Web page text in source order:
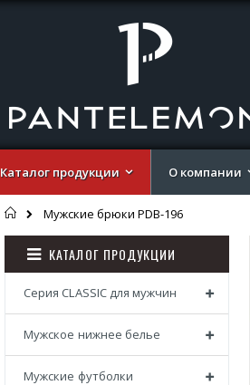
Каталог продукции О компании
Главная
Мужские брюки PDB-196
КАТАЛОГ ПРОДУКЦИИ
Серия CLASSIC для мужчин
Мужское нижнее белье
Мужские футболки